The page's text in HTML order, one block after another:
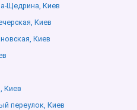
Щедрина, Киев
Киев
Киев
Киев
переулок, Киев